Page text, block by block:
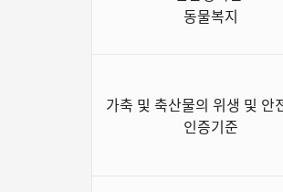
동물복지
가축 및 축산물의 위생 및 안
인증기준